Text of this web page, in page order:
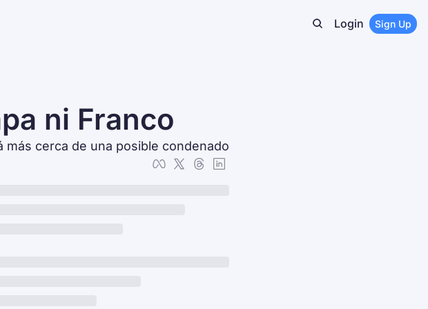
Login Sign Up
ni Franco
más cerca de una posible condenado